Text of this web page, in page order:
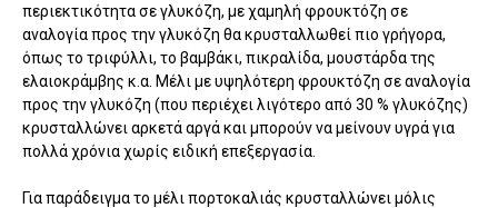
περιεκτικότητα σε γλυκόζη, με χαμηλή φρουκτόζη σε
αναλογία προς την γλυκόζη θα κρυσταλλωθεί πιο γρήγορα,
όπως το τριφύλλι, το βαμβάκι, πικραλίδα, μουστάρδα της
ελαιοκράμβης κ.α. Μέλι με υψηλότερη φρουκτόζη σε αναλογία
προς την γλυκόζη (που περιέχει λιγότερο από 30 % γλυκόζης)
κρυσταλλώνει αρκετά αργά και μπορούν να μείνουν υγρά για
πολλά χρόνια χωρίς ειδική επεξεργασία.
Για παράδειγμα το μέλι πορτοκαλιάς κρυσταλλώνει μόλις